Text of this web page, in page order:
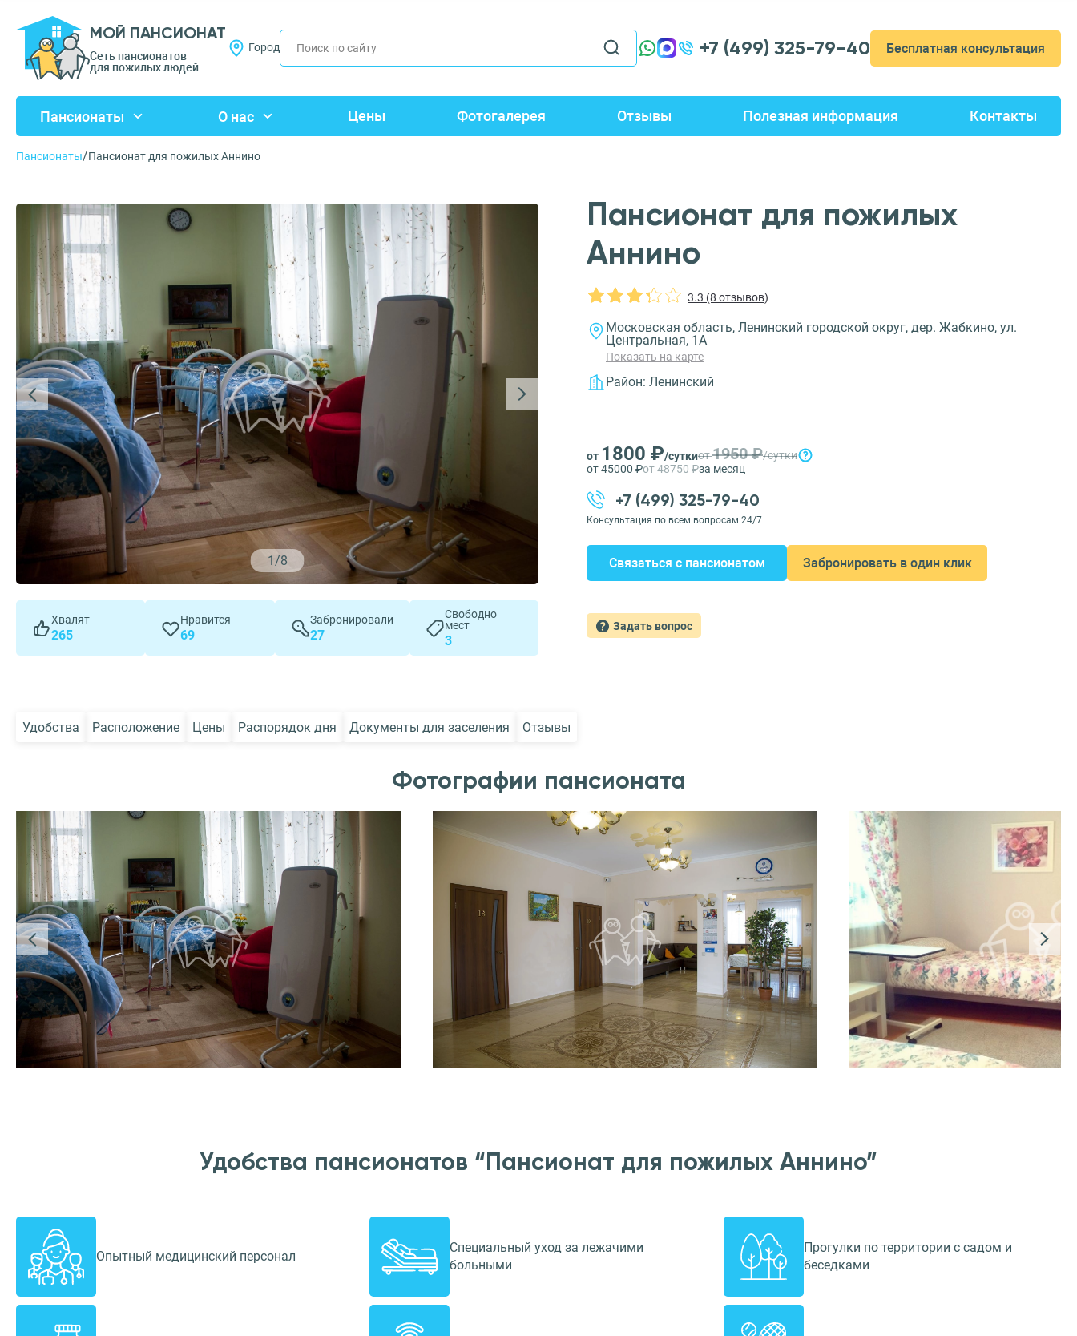
МОЙ ПАНСИОНАТ
Сеть пансионатов
для пожилых людей
Город +7 (499) 325-79-40 Бесплатная консультация
Пансионаты О нас Цены Фотогалерея Отзывы Полезная информация Контакты
Пансионаты/Пансионат для пожилых Аннино
1/8
Хвалят
265
Нравится
69
Забронировали
27
Свободно
мест
3
Пансионат для пожилых
Аннино
3.3 (8 отзывов)
Московская область, Ленинский городской округ, дер. Жабкино, ул.
Центральная, 1А
Показать на карте
Район: Ленинский
от 1800 ₽/суткиот1950 ₽/сутки
от 45000 ₽от 48750 ₽за месяц
+7 (499) 325-79-40
Консультация по всем вопросам 24/7
Связаться с пансионатом Забронировать в один клик
Задать вопрос
Удобства Расположение Цены Распорядок дня Документы для заселения Отзывы
Фотографии пансионата
Удобства пансионатов “Пансионат для пожилых Аннино”
Опытный медицинский персонал
Специальный уход за лежачими
больными
Прогулки по территории с садом и
беседками